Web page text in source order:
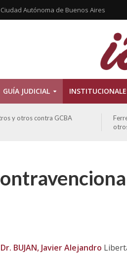
Autónoma de Buenos Aires
GUÍA JUDICIAL
y otros contra GCBA
Dr. BUJAN, Javier Alejandro